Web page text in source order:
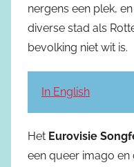
nergens een plek,
diverse stad als
bevolking niet wit is.
In English
Het Eurovisie
een queer imago en